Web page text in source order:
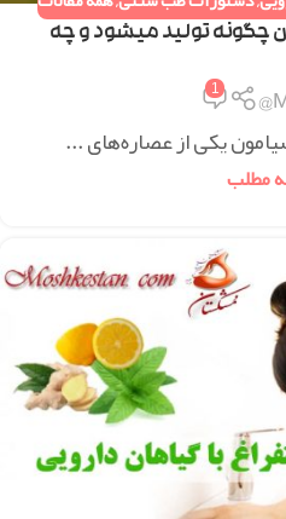
چگونه تولید میشود و چه
1
یکی از عصاره‌های ...
مطلب